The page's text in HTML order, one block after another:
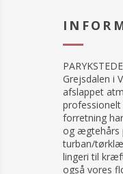
Grejsdalen i
afslappet
professionelt
forretning
og ægtehårs
turban/
lingeri til
også vores